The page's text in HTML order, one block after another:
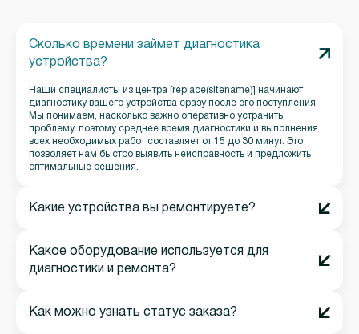
Сколько времени займет диагностика
устройства?
Наши специалисты из центра [replace(sitename)] начинают
диагностику вашего устройства сразу после его поступления.
Мы понимаем, насколько важно оперативно устранить
проблему, поэтому среднее время диагностики и выполнения
всех необходимых работ составляет от 15 до 30 минут. Это
позволяет нам быстро выявить неисправность и предложить
оптимальные решения.
Какие устройства вы ремонтируете?
Какое оборудование используется для
диагностики и ремонта?
Как можно узнать статус заказа?